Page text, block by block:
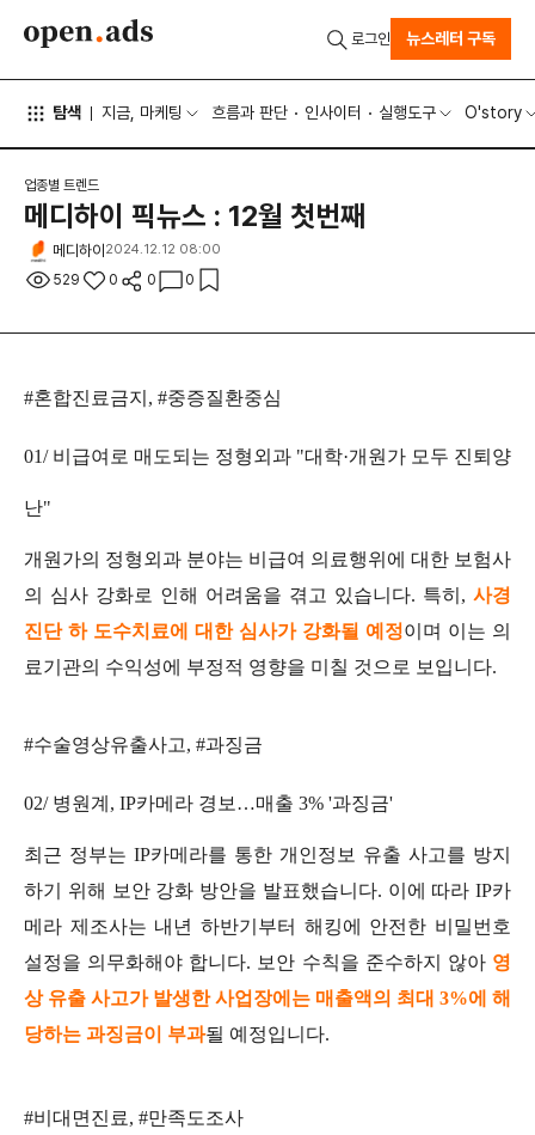
탐색 지금, 마케팅 흐름과 판단 인사이터 실행도구 O'story
로그인 뉴스레터 구독
업종별 트렌드
메디하이 픽뉴스 : 12월 첫번째
메디하이 2024.12.12 08:00
529 0 0 0
#혼합진료금지, #중증질환중심
01/ 비급여로 매도되는 정형외과 "대학·개원가 모두 진퇴양
난"
개원가의 정형외과 분야는 비급여 의료행위에 대한 보험사
의 심사 강화로 인해 어려움을 겪고 있습니다. 특히, 사경
진단 하 도수치료에 대한 심사가 강화될 예정이며 이는 의
료기관의 수익성에 부정적 영향을 미칠 것으로 보입니다.
#수술영상유출사고, #과징금
02/ 병원계, IP카메라 경보…매출 3% '과징금'
최근 정부는 IP카메라를 통한 개인정보 유출 사고를 방지
하기 위해 보안 강화 방안을 발표했습니다. 이에 따라 IP카
메라 제조사는 내년 하반기부터 해킹에 안전한 비밀번호
설정을 의무화해야 합니다. 보안 수칙을 준수하지 않아 영
상 유출 사고가 발생한 사업장에는 매출액의 최대 3%에 해
당하는 과징금이 부과될 예정입니다.
#비대면진료, #만족도조사